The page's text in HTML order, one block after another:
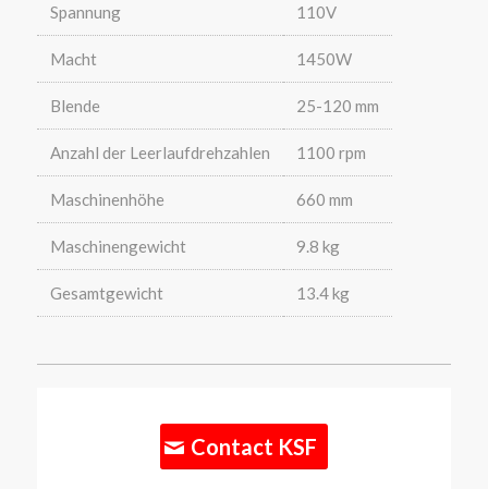
Spannung 110V
Macht 1450W
Blende 25-120 mm
Anzahl der Leerlaufdrehzahlen 1100 rpm
Maschinenhöhe 660 mm
Maschinengewicht 9.8 kg
Gesamtgewicht 13.4 kg
Contact KSF